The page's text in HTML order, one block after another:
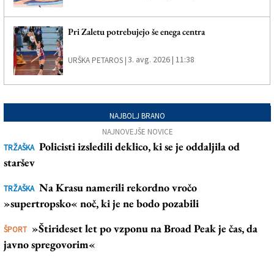
Pri Zaletu potrebujejo še enega centra
URŠKA PETAROS |3. avg. 2026 | 11:38
NAJBOLJ BRANO
NAJNOVEJŠE NOVICE
TRŽAŠKA Policisti izsledili deklico, ki se je oddaljila od
staršev
TRŽAŠKA Na Krasu namerili rekordno vročo
»supertropsko« noč, ki je ne bodo pozabili
ŠPORT »Štirideset let po vzponu na Broad Peak je čas, da
javno spregovorim«